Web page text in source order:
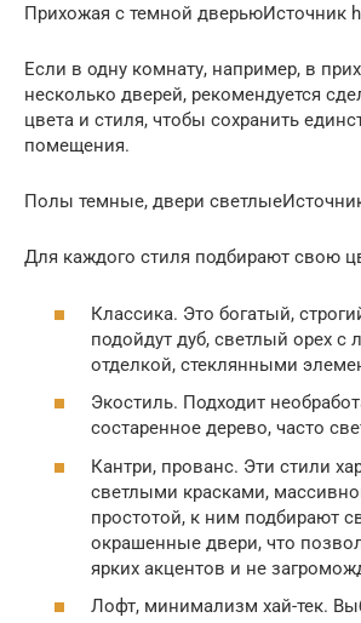
Прихожая с темной дверьюИсточник
Если в одну комнату, например, в
несколько дверей, рекомендуется
цвета и стиля, чтобы сохранить
помещения.
Полы темные, двери
Для каждого стиля подбирают свою
Классика. Это богатый,
подойдут дуб, светлый орех с
отделкой, стеклянными
Экостиль. Подходит
состаренное дерево, часто
Кантри, прованс. Эти стили
светлыми красками,
простотой, к ним подбирают
окрашенные двери, что
ярких акцентов и не
Лофт, минимализм хай-тек.